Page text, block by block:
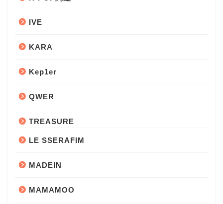
IVE
KARA
Kep1er
QWER
TREASURE
LE SSERAFIM
MADEIN
MAMAMOO